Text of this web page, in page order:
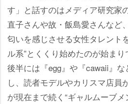
す」と話すのはメディア研究家
直子さんや故・飯島愛さんなど
匂いを感じさせる女性タレント
ル系”とくくり始めたのが始ま
後半には『egg』や『cawaii』
し、読者モデルやカリスマ店員
が現在まで続く“ギャルムーブメ